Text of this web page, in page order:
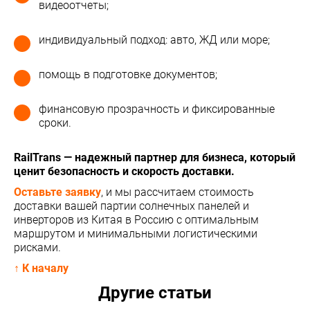
видеоотчеты;
индивидуальный подход: авто, ЖД или море;
помощь в подготовке документов;
финансовую прозрачность и фиксированные
сроки.
RailTrans — надежный партнер для бизнеса, который
ценит безопасность и скорость доставки.
Оставьте заявку, и мы рассчитаем стоимость
доставки вашей партии солнечных панелей и
инверторов из Китая в Россию с оптимальным
маршрутом и минимальными логистическими
рисками.
↑ К началу
Другие статьи